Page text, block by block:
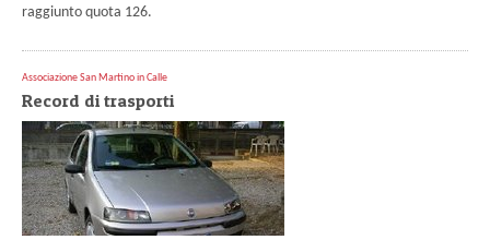
raggiunto quota 126.
Associazione San Martino in Calle
Record di trasporti